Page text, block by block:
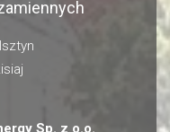
Sp. z o.o.